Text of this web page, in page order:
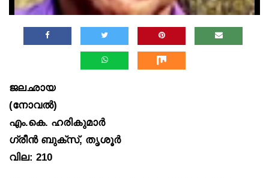
ജലഛായ
(നോവൽ)
എം.കെ. ഹരികുമാർ
ഗ്രീൻ ബുക്‌സ്, തൃശൂർ
വില: 210